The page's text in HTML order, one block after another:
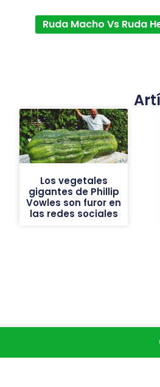
Ruda Macho Vs Ruda
Los vegetales
gigantes de Phillip
Vowles son furor en
las redes sociales